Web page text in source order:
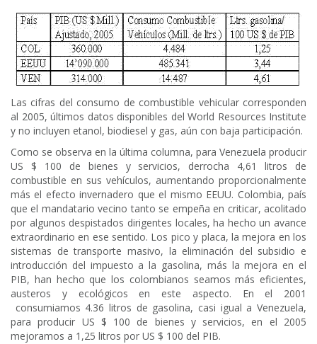
Las cifras del consumo de combustible vehicular corresponden
al 2005, últimos datos disponibles del World Resources Institute
y no incluyen etanol, biodiesel y gas, aún con baja participación.
Como se observa en la última columna, para Venezuela producir
US $ 100 de bienes y servicios, derrocha 4,61 litros de
combustible en sus vehículos, aumentando proporcionalmente
más el efecto invernadero que el mismo EEUU. Colombia, país
que el mandatario vecino tanto se empeña en criticar, acolitado
por algunos despistados dirigentes locales, ha hecho un avance
extraordinario en ese sentido. Los pico y placa, la mejora en los
sistemas de transporte masivo, la eliminación del subsidio e
introducción del impuesto a la gasolina, más la mejora en el
PIB, han hecho que los colombianos seamos más eficientes,
austeros y ecológicos en este aspecto. En el 2001
consumiamos 4.36 litros de gasolina, casi igual a Venezuela,
para producir US $ 100 de bienes y servicios, en el 2005
mejoramos a 1,25 litros por US $ 100 del PIB.